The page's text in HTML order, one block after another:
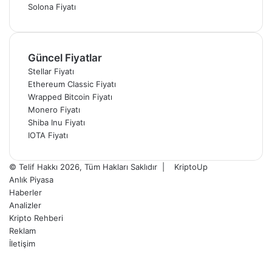
Solona Fiyatı
Güncel Fiyatlar
Stellar Fiyatı
Ethereum Classic Fiyatı
Wrapped Bitcoin Fiyatı
Monero Fiyatı
Shiba Inu Fiyatı
IOTA Fiyatı
© Telif Hakkı 2026, Tüm Hakları Saklıdır |
KriptoUp
Anlık Piyasa
Haberler
Analizler
Kripto Rehberi
Reklam
İletişim